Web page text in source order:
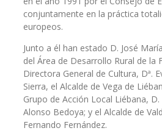
conjuntamente en la práctica
europeos.
Junto a él han estado D. José
del Área de Desarrollo Rural de la
Directora General de Cultura, Dª.
Sierra, el Alcalde de Vega de
Grupo de Acción Local Liébana,
Alonso Bedoya; y el Alcalde de
Fernando Fernández.